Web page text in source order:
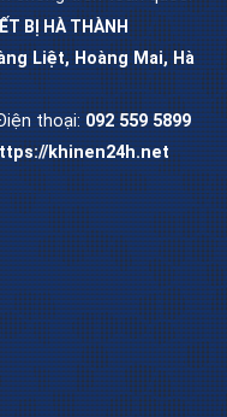
BỊ HÀ THÀNH
Liệt, Hoàng Mai, Hà
thoại: 092 559 5899
khinen24h.net